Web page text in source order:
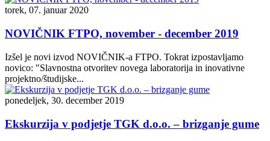
torek, 07. januar 2020
NOVIČNIK FTPO, november - december 2019
Izšel je novi izvod NOVIČNIK-a FTPO. Tokrat izpostavljamo
novico: "Slavnostna otvoritev novega laboratorija in inovativne
projektno/študijske...
ponedeljek, 30. december 2019
Ekskurzija v podjetje TGK d.o.o. – brizganje gume